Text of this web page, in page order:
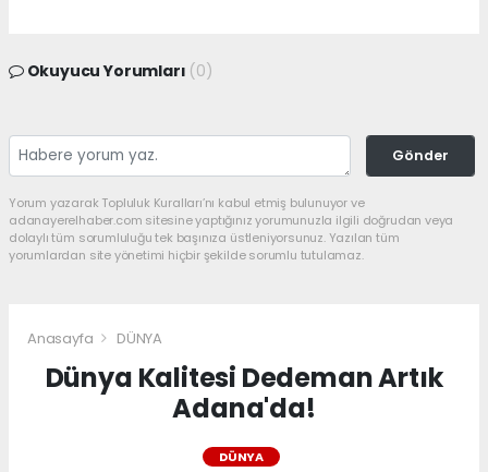
Okuyucu Yorumları (0)
Gönder
Yorum yazarak Topluluk Kuralları’nı kabul etmiş bulunuyor ve
adanayerelhaber.com sitesine yaptığınız yorumunuzla ilgili doğrudan veya
dolaylı tüm sorumluluğu tek başınıza üstleniyorsunuz. Yazılan tüm
yorumlardan site yönetimi hiçbir şekilde sorumlu tutulamaz.
Anasayfa DÜNYA
Dünya Kalitesi Dedeman Artık
Adana'da!
DÜNYA